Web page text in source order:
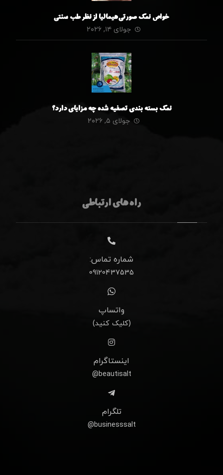
خواص نمک صورتی هیمالیا از نظر طب سنتی
جولای ۱۴, ۲۰۲۶
نمک بسته بندی تصفیه شده چه مزایای دارد؟
جولای ۵, ۲۰۲۶
راه های ارتباطی
شماره تماس:
09120437535
واتساپ
(کلیک کنید)
اینستاگرام
beautisalt@
تلگرام
businesssalt@